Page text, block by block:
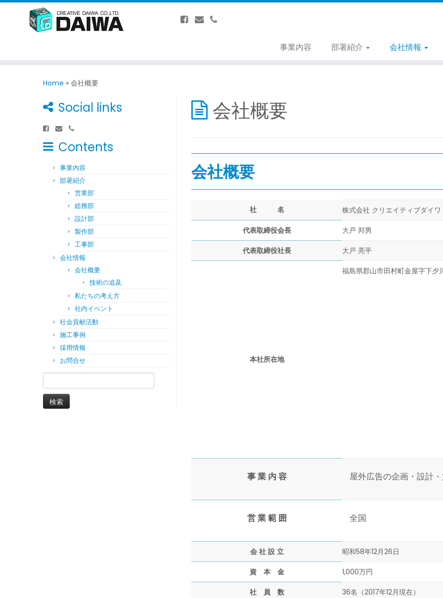
事業内容 部署紹介 会社情報
Home » 会社概要
Social links
Contents
事業内容
部署紹介
営業部
総務部
設計部
製作部
工事部
会社情報
会社概要
技術の追及
私たちの考え方
社内イベント
社会貢献活動
施工事例
採用情報
お問合せ
索:
会社概要
会社概要
社 名 株式会社 クリエイティブダイワ
代表取締役会長 大戸 邦男
代表取締役社長 大戸 亮平
本社所在地
福島県郡山市田村町金屋字下夕
事 業 内 容 屋外広告の企画・設計
営 業 範 囲 全国
会 社 設 立 昭和58年12月26日
資 本 金 1,000万円
社 員 数 36名（2017年12月現在）